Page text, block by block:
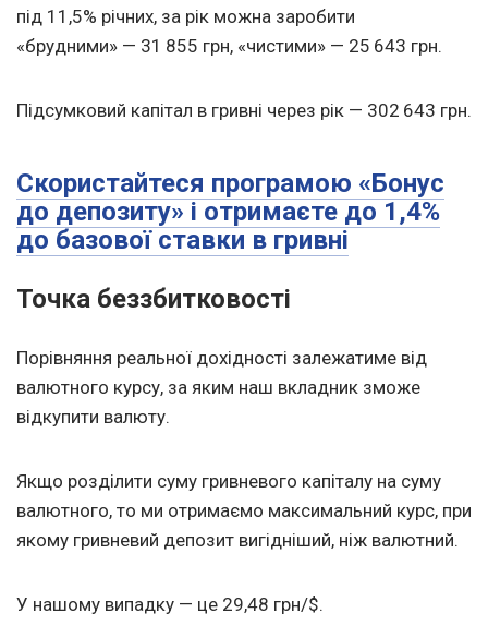
під 11,5% річних, за рік можна заробити
«брудними» — 31 855 грн, «чистими» — 25 643 грн.
Підсумковий капітал в гривні через рік — 302 643 грн.
Скористайтеся програмою «Бонус
до депозиту» і отримаєте до 1,4%
до базової ставки в гривні
Точка беззбитковості
Порівняння реальної дохідності залежатиме від
валютного курсу, за яким наш вкладник зможе
відкупити валюту.
Якщо розділити суму гривневого капіталу на суму
валютного, то ми отримаємо максимальний курс, при
якому гривневий депозит вигідніший, ніж валютний.
У нашому випадку — це 29,48 грн/$.